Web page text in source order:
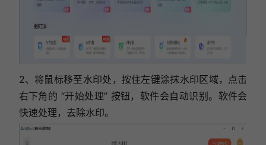
2、将鼠标移至水印处，按住左键涂抹水印区域， 点击
右下角的 “开始处理” 按钮， 软件会自动识别。 软件会
快速处理，去除水印。